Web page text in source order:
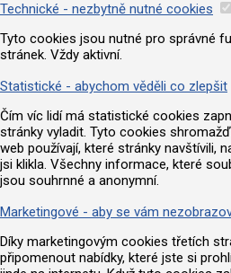
Technické - nezbytně nutné cookies
Tyto cookies jsou nutné pro správné
stránek. Vždy aktivní.
Statistické - abychom věděli co zlepšit
Čím víc lidí má statistické cookies
stránky vyladit. Tyto cookies
web používají, které stránky navštívili,
jsi klikla. Všechny informace, které
jsou souhrnné a anonymní.
Marketingové - aby se vám
Díky marketingovým cookies třetích
připomenout nabídky, které jste si